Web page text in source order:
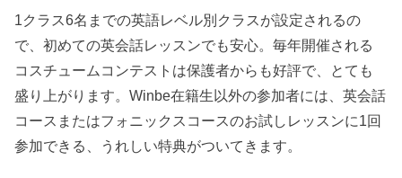
1クラス6名までの英語レベル別クラスが設定されるの
で、初めての英会話レッスンでも安心。毎年開催される
コスチュームコンテストは保護者からも好評で、とても
盛り上がります。Winbe在籍生以外の参加者には、英会話
コースまたはフォニックスコースのお試しレッスンに1回
参加できる、うれしい特典がついてきます。